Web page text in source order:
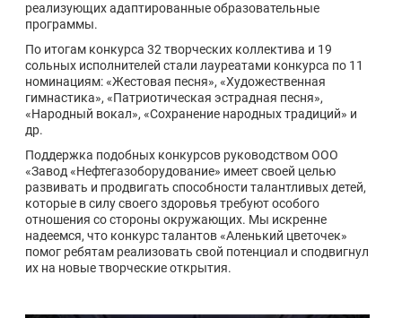
реализующих адаптированные образовательные
программы.
По итогам конкурса 32 творческих коллектива и 19
сольных исполнителей стали лауреатами конкурса по 11
номинациям: «Жестовая песня», «Художественная
гимнастика», «Патриотическая эстрадная песня»,
«Народный вокал», «Сохранение народных традиций» и
др.
Поддержка подобных конкурсов руководством ООО
«Завод «Нефтегазоборудование» имеет своей целью
развивать и продвигать способности талантливых детей,
которые в силу своего здоровья требуют особого
отношения со стороны окружающих. Мы искренне
надеемся, что конкурс талантов «Аленький цветочек»
помог ребятам реализовать свой потенциал и сподвигнул
их на новые творческие открытия.